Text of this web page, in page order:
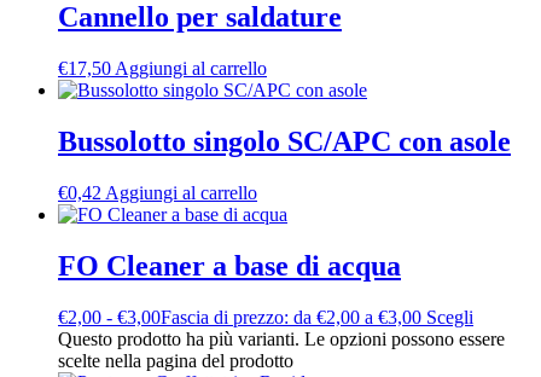
Cannello per saldature
€17,50 Aggiungi al carrello
Bussolotto singolo SC/APC con asole
€0,42 Aggiungi al carrello
FO Cleaner a base di acqua
€2,00 - €3,00Fascia di prezzo: da €2,00 a €3,00 Scegli
Questo prodotto ha più varianti. Le opzioni possono essere
scelte nella pagina del prodotto